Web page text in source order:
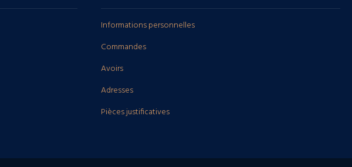
Informations personnelles
Commandes
Avoirs
Adresses
Pièces justificatives